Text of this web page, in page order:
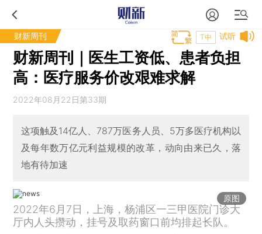
财新周刊 试听
T中
财新周刊｜医生工资低、患者负担
高：医疗服务价改艰难求解
2022年08月22日第33期
这项触及14亿人、787万医务人员、5万多医疗机构以
及每年数万亿元利益规模的改革，动向由来已久，落
地有待加速
原图
2022年6月7日，上海，杨浦区一三甲医院门诊大
厅内人头攒动，挂号及取药窗口前均排起长队。